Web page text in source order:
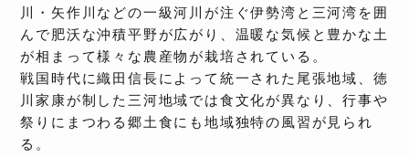
川・矢作川などの一級河川が注ぐ伊勢湾と三河湾を囲
んで肥沃な沖積平野が広がり、温暖な気候と豊かな土
が相まって様々な農産物が栽培されている。
戦国時代に織田信長によって統一された尾張地域、徳
川家康が制した三河地域では食文化が異なり、行事や
祭りにまつわる郷土食にも地域独特の風習が見られ
る。